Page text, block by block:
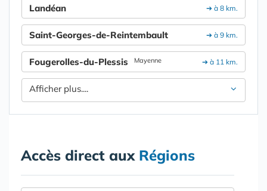
➔ à 8 km.
Landéan
➔ à 9 km.
Saint-Georges-de-Reintembault
➔ à 11 km.
Fougerolles-du-Plessis Mayenne
Afficher plus....
Accès direct aux Régions